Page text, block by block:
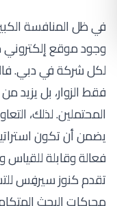
في ظل المنافسة
وجود موقع إلكتروني
لكل شركة في دبي.
فقط الزوار، بل يزيد
يضمن أن تكون
فعالة وقابلة
تقدم كنوز سيرفِس